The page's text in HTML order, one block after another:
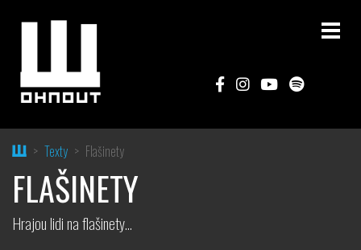
HomeTexty Flašinety
FLAŠINETY
Hrajou lidi na flašinety…